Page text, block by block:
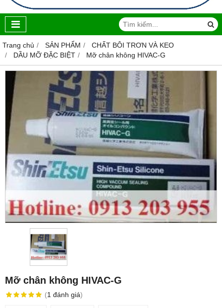
Trang chủ SẢN PHẨM
CHẤT BÔI TRƠN VÀ KEO
DẦU MỠ ĐẶC BIỆT
Mỡ chân không HIVAC-G
Mỡ chân không HIVAC-G
(1 đánh giá)